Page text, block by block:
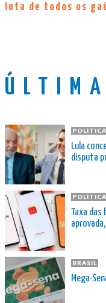
luta de todos os
POLÍTICA
Lula
disputa
POLÍTICA
Taxa das
BRASIL
Mega-